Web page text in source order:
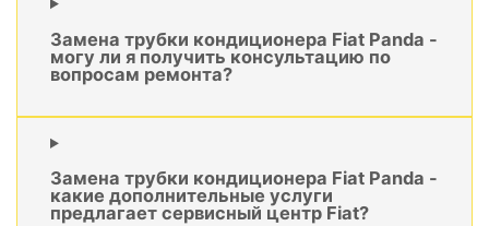
Замена трубки кондиционера Fiat Panda -
могу ли я получить консультацию по
вопросам ремонта?
Замена трубки кондиционера Fiat Panda -
какие дополнительные услуги
предлагает сервисный центр Fiat?